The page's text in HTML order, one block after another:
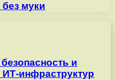
муки
и
инфраструктур